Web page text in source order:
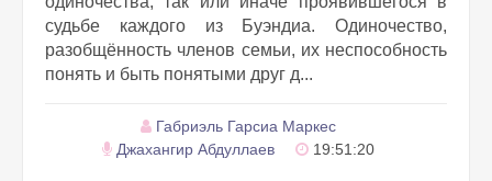
судьбе каждого из Буэндиа. Одиночество,
разобщённость членов семьи, их неспособность
понять и быть понятыми друг д...
Габриэль Гарсиа Маркес
Джахангир Абдуллаев
19:51:20